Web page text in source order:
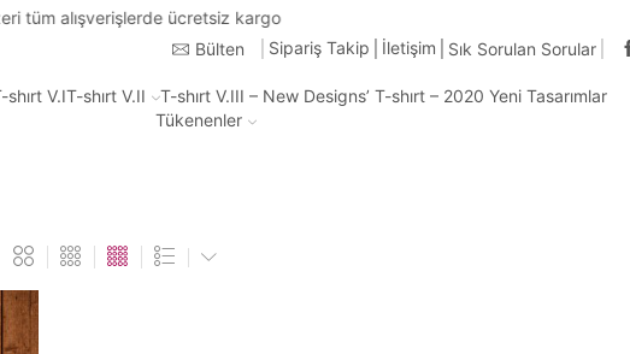
Türkiye'nin Heryerine 2-3 iş günü içinde kargo
Bülten Sipariş Takip İletişim Sık Sorulan Sorular
shırt V.IT-shırt V.II
T-shırt V.III – New Designs’ T-shırt – 2020 Yeni Tasarımlar
Tükenenler